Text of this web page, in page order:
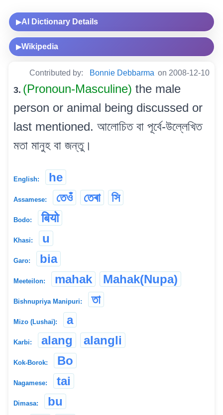
▶AI Dictionary Details
▶Wikipedia
Contributed by: Bonnie Debbarma on 2008-12-10
3. (Pronoun-Masculine) the male
person or animal being discussed or
last mentioned. আলোচিত বা পূৰ্বে-উল্লেখিত
মতা মানুহ বা জন্তু।
English: he
Assamese: তেওঁ তেৰা সি
Bodo: बियो
Khasi: u
Garo: bia
Meeteilon: mahak Mahak(Nupa)
Bishnupriya Manipuri: তা
Mizo (Lushai): a
Karbi: alang alangli
Kok-Borok: Bo
Nagamese: tai
Dimasa: bu